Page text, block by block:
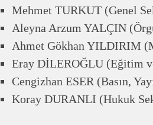
Mehmet TURKUT (Genel
Aleyna Arzum YALÇIN
Ahmet Gökhan YILDIRIM
Eray DİLEROĞLU (Eğitim
Cengizhan ESER (Basın,
Koray DURANLI (Hukuk